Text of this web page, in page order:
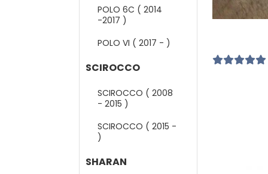
POLO 6C ( 2014
-2017 )
POLO VI ( 2017 - )
SCIROCCO
SCIROCCO ( 2008
- 2015 )
SCIROCCO ( 2015 -
)
SHARAN